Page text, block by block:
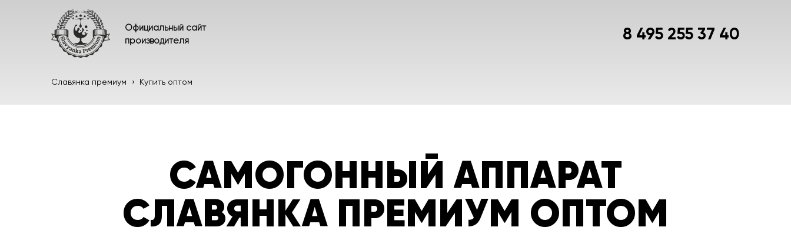
Официальный сайт
производителя
8 495 255 37 40
Славянка премиум › Купить оптом
САМОГОННЫЙ АППАРАТ
СЛАВЯНКА ПРЕМИУМ ОПТОМ